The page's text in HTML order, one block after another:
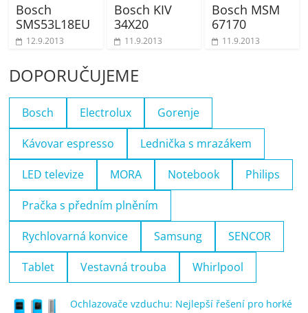
Bosch
SMS53L18EU
12.9.2013
Bosch KIV
34X20
11.9.2013
Bosch MSM
67170
11.9.2013
DOPORUČUJEME
Bosch Electrolux Gorenje
Kávovar espresso Lednička s mrazákem
LED televize MORA Notebook Philips
Pračka s předním plněním
Rychlovarná konvice Samsung SENCOR
Tablet Vestavná trouba Whirlpool
Ochlazovače vzduchu: Nejlepší řešení pro horké